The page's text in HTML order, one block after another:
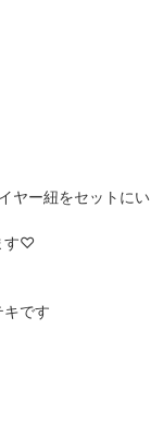
ヤー紐をセットにい
す♡
です